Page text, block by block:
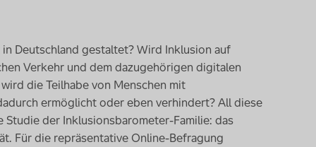
Deutschland gestaltet? Wird Inklusion auf
Verkehr und dem dazugehörigen digitalen
die Teilhabe von Menschen mit
ermöglicht oder eben verhindert? All diese
der Inklusionsbarometer-Familie: das
Für die repräsentative Online-Befragung